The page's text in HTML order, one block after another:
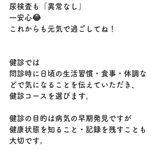
尿検査も「異常なし」
一安心😂
これからも元気で過ごしてね！
健診では
問診時に日頃の生活習慣・食事・体調な
どで気になることを伝えていただき、
健診コースを選びます。
健診の目的は病気の早期発見ですが
健康状態を知ること・記録を残すことも
大切です。